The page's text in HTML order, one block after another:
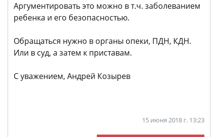
Аргументировать это можно в т.ч. заболеванием
ребенка и его безопасностью.
Обращаться нужно в органы опеки, ПДН, КДН.
Или в суд, а затем к приставам.
С уважением, Андрей Козырев
15 июня 2018 г. 13:23